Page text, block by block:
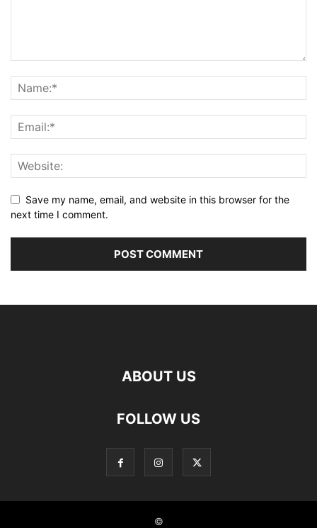
Save my name, email, and website in this browser for the
next time I comment.
ABOUT US
FOLLOW US
©